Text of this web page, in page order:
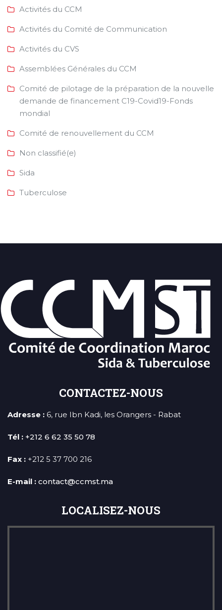
Activités du CCM
Activités du Comité de Communication
Activités du CVS
Assemblées Générales du CCM
Comité de pilotage de la préparation de la nouvelle
demande de financement C19-Covid19-Fonds
mondial
Comité de renouvellement du CCM
Non classifié(e)
Sida
Tuberculose
CONTACTEZ-NOUS
Adresse : 6, rue Ibn Kadi, les Orangers - Rabat
Tél : +212 6 62 35 50 78
Fax : +212 5 37 700 216
E-mail : contact@ccmst.ma
LOCALISEZ-NOUS